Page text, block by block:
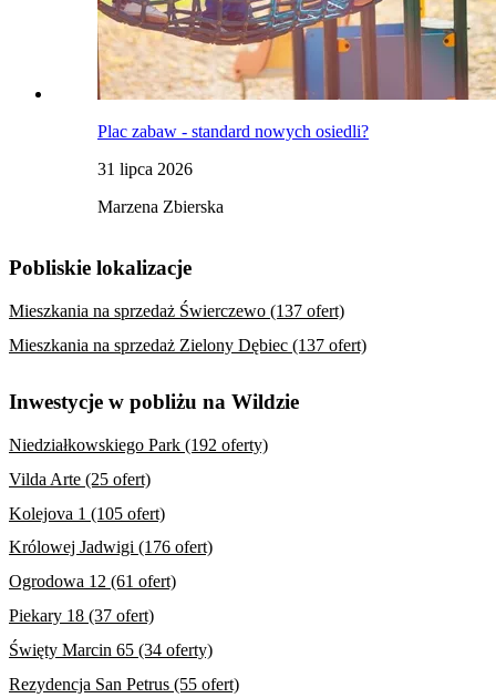
Plac zabaw - standard nowych osiedli?
31 lipca 2026
Marzena Zbierska
Pobliskie lokalizacje
Mieszkania na sprzedaż Świerczewo (137 ofert)
Mieszkania na sprzedaż Zielony Dębiec (137 ofert)
Inwestycje w pobliżu na Wildzie
Niedziałkowskiego Park (192 oferty)
Vilda Arte (25 ofert)
Kolejova 1 (105 ofert)
Królowej Jadwigi (176 ofert)
Ogrodowa 12 (61 ofert)
Piekary 18 (37 ofert)
Święty Marcin 65 (34 oferty)
Rezydencja San Petrus (55 ofert)